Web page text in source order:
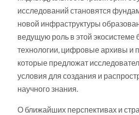
исследований становятся
новой инфраструктуры
ведущую роль в этой экосистеме
технологии, цифровые архивы и
которые предложат
условия для создания и
научного знания.
О ближайших перспективах и